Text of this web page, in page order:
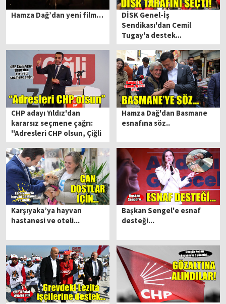
Hamza Dağ’dan yeni film…
DİSK Genel-İş
Sendikası'dan Cemil
Tugay'a destek...
CHP adayı Yıldız'dan
kararsız seçmene çağrı:
''Adresleri CHP olsun, Çiğli
kazansın''
Hamza Dağ'dan Basmane
esnafına söz..
Karşıyaka’ya hayvan
hastanesi ve oteli...
Başkan Sengel'e esnaf
desteği...